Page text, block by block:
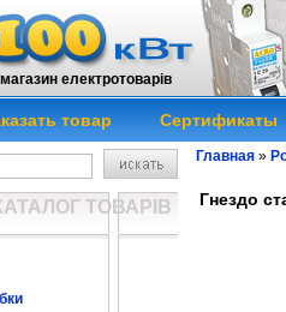
магазин електротоварів
товар Сертификаты
ТОВАРІВ
Главная »
Гнездо